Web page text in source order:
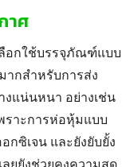
าศ
อกใช้บรรจุภัณฑ์แบบ
ากสำหรับการส่ง
แน่นหนา อย่างเช่น
ราะการห่อหุ้มแบบ
ซิเจน และยังยับยั้ง
ยยังช่วยคงความสด